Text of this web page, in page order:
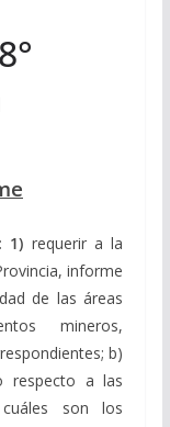
1) requerir a la
informe
de las áreas
mineros,
b)
respecto a las
son los